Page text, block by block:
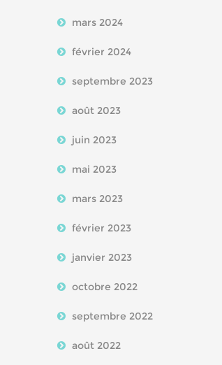
mars 2024
février 2024
septembre 2023
août 2023
juin 2023
mai 2023
mars 2023
février 2023
janvier 2023
octobre 2022
septembre 2022
août 2022